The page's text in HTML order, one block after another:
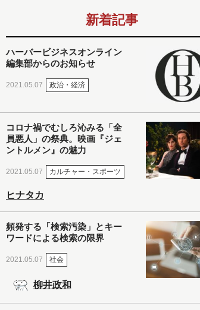
新着記事
ハーバービジネスオンライン
編集部からのお知らせ
2021.05.07 政治・経済
コロナ禍でむしろ沁みる「全
員悪人」の祭典。映画『ジェ
ントルメン』の魅力
2021.05.07 カルチャー・スポーツ
ヒナタカ
頻発する「検索汚染」とキー
ワードによる検索の限界
2021.05.07 社会
柳井政和